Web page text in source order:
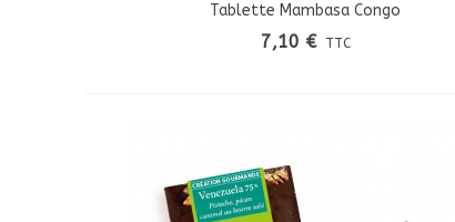
Tablette Mambasa Congo
7,10 € TTC